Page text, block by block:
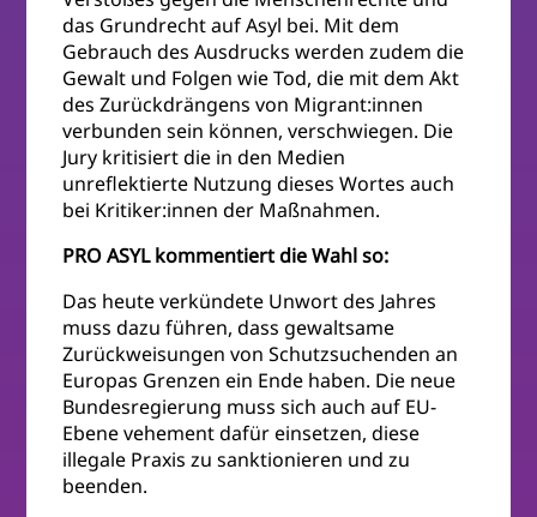
das Grundrecht auf Asyl bei. Mit dem
Gebrauch des Ausdrucks werden zudem die
Gewalt und Folgen wie Tod, die mit dem Akt
des Zurückdrängens von Migrant:innen
verbunden sein können, verschwiegen. Die
Jury kritisiert die in den Medien
unreflektierte Nutzung dieses Wortes auch
bei Kritiker:innen der Maßnahmen.
PRO ASYL kommentiert die Wahl so:
Das heute verkündete Unwort des Jahres
muss dazu führen, dass gewaltsame
Zurückweisungen von Schutzsuchenden an
Europas Grenzen ein Ende haben. Die neue
Bundesregierung muss sich auch auf EU-
Ebene vehement dafür einsetzen, diese
illegale Praxis zu sanktionieren und zu
beenden.